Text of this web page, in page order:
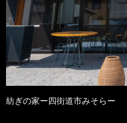
紡ぎの家ー四街道市みそらー